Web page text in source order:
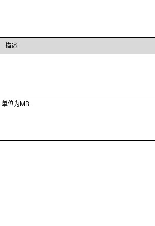
描述
位为MB